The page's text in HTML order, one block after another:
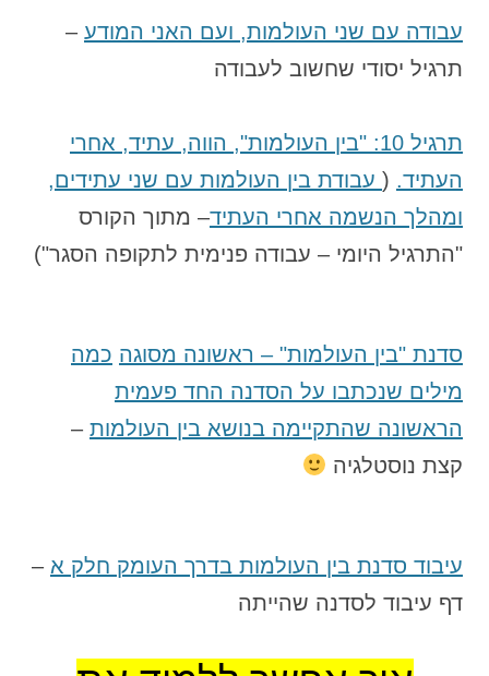
עבודה עם שני העולמות, ועם האני המודע –
תרגיל יסודי שחשוב לעבודה
תרגיל 10: "בין העולמות", הווה, עתיד, אחרי
העתיד. ( עבודת בין העולמות עם שני עתידים,
ומהלך הנשמה אחרי העתיד– מתוך הקורס
"התרגיל היומי – עבודה פנימית לתקופה הסגר")
סדנת "בין העולמות" – ראשונה מסוגה כמה
מילים שנכתבו על הסדנה החד פעמית
הראשונה שהתקיימה בנושא בין העולמות –
קצת נוסטלגיה
עיבוד סדנת בין העולמות בדרך העומק חלק א –
דף עיבוד לסדנה שהייתה